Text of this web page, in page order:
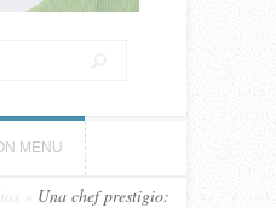
MENU
Una chef prestigio: